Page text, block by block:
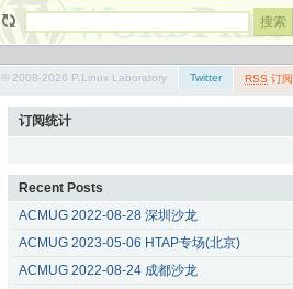
RSS 订阅
Twitter
© 2008-2026 P.Linux Laboratory
订阅统计
Recent Posts
ACMUG 2022-08-28 深圳沙龙
ACMUG 2023-05-06 HTAP专场(北京)
ACMUG 2022-08-24 成都沙龙